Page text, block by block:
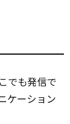
でも発信で
ケーション